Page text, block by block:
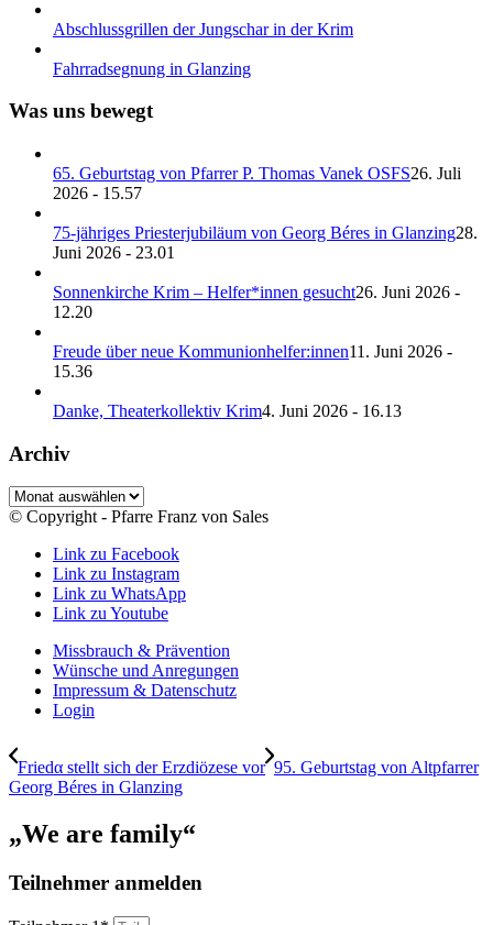
Abschlussgrillen der Jungschar in der Krim
Fahrradsegnung in Glanzing
Was uns bewegt
65. Geburtstag von Pfarrer P. Thomas Vanek OSFS26. Juli
2026 - 15.57
75-jähriges Priesterjubiläum von Georg Béres in Glanzing28.
Juni 2026 - 23.01
Sonnenkirche Krim – Helfer*innen gesucht26. Juni 2026 -
12.20
Freude über neue Kommunionhelfer:innen11. Juni 2026 -
15.36
Danke, Theaterkollektiv Krim4. Juni 2026 - 16.13
Archiv
Archiv
© Copyright - Pfarre Franz von Sales
Link zu Facebook
Link zu Instagram
Link zu WhatsApp
Link zu Youtube
Missbrauch & Prävention
Wünsche und Anregungen
Impressum & Datenschutz
Login
Friedα stellt sich der Erzdiözese vor 95. Geburtstag von Altpfarrer
Georg Béres in Glanzing
„We are family“
Teilnehmer anmelden